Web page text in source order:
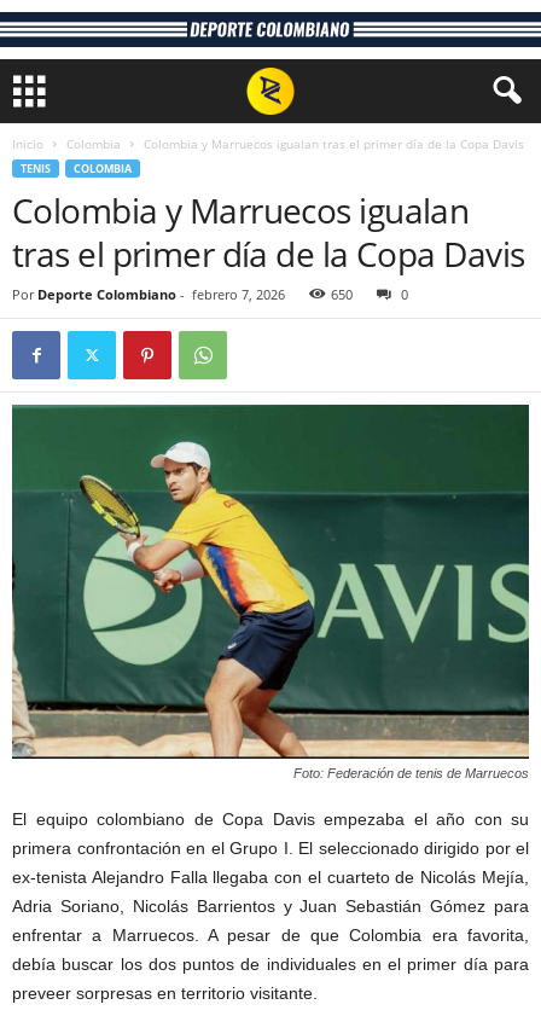
Inicio Colombia Colombia y Marruecos igualan tras el primer día de la Copa Davis
TENIS COLOMBIA
Colombia y Marruecos igualan
tras el primer día de la Copa Davis
Por Deporte Colombiano - febrero 7, 2026 650 0
Foto: Federación de tenis de Marruecos
El equipo colombiano de Copa Davis empezaba el año con su
primera confrontación en el Grupo I. El seleccionado dirigido por el
ex-tenista Alejandro Falla llegaba con el cuarteto de Nicolás Mejía,
Adria Soriano, Nicolás Barrientos y Juan Sebastián Gómez para
enfrentar a Marruecos. A pesar de que Colombia era favorita,
debía buscar los dos puntos de individuales en el primer día para
preveer sorpresas en territorio visitante.